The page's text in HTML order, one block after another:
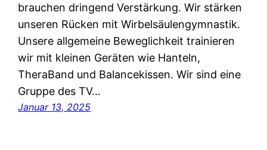
brauchen dringend Verstärkung. Wir stärken
unseren Rücken mit Wirbelsäulengymnastik.
Unsere allgemeine Beweglichkeit trainieren
wir mit kleinen Geräten wie Hanteln,
TheraBand und Balancekissen. Wir sind eine
Gruppe des TV…
Januar 13, 2025